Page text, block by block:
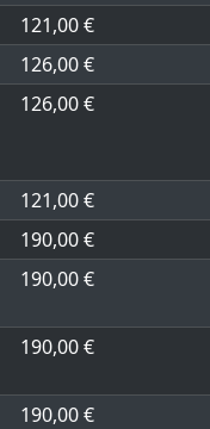
121,00 €
126,00 €
126,00 €
121,00 €
190,00 €
190,00 €
190,00 €
190,00 €